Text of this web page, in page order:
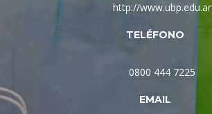
http://www.ubp.edu.ar
TELÉFONO
0800 444 7225
EMAIL